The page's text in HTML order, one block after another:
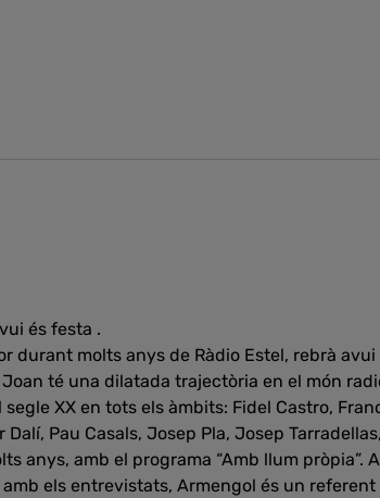
és festa .
durant molts anys de Ràdio Estel, rebrà
Joan té una dilatada trajectòria en el món
XX en tots els àmbits: Fidel Castro,
Pau Casals, Josep Pla, Josep
anys, amb el programa “Amb llum pròpia”.
els entrevistats, Armengol és un